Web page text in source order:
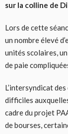
sur la colline de
Lors de cette
un nombre élevé
unités scolaires,
de paie
L’intersyndicat
difficiles
cadre du projet
de bourses,